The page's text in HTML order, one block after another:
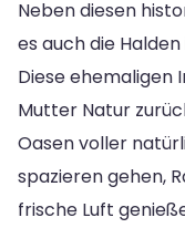
Neben diesen
es auch die
Diese ehemaligen
Mutter Natur
Oasen voller
spazieren gehen,
frische Luft